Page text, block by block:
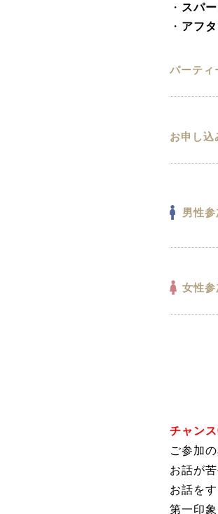
・ スパ
・ アフ
パーティ
お申し込
男性
女性
チャン
ご参加
お話が
お話を
第一印